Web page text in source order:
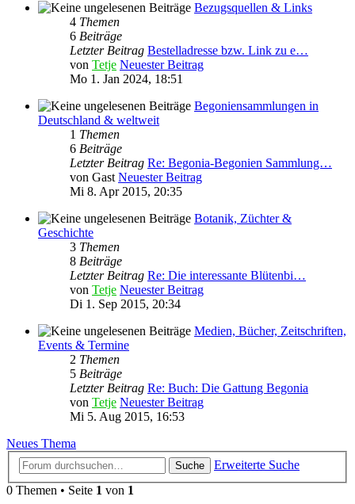
Bezugsquellen & Links
4 Themen
6 Beiträge
Letzter Beitrag Bestelladresse bzw. Link zu e…
von Tetje Neuester Beitrag
Mo 1. Jan 2024, 18:51
Begoniensammlungen in
Deutschland & weltweit
1 Themen
6 Beiträge
Letzter Beitrag Re: Begonia-Begonien Sammlung…
von Gast Neuester Beitrag
Mi 8. Apr 2015, 20:35
Botanik, Züchter &
Geschichte
3 Themen
8 Beiträge
Letzter Beitrag Re: Die interessante Blütenbi…
von Tetje Neuester Beitrag
Di 1. Sep 2015, 20:34
Medien, Bücher, Zeitschriften,
Events & Termine
2 Themen
5 Beiträge
Letzter Beitrag Re: Buch: Die Gattung Begonia
von Tetje Neuester Beitrag
Mi 5. Aug 2015, 16:53
Neues Thema
Suche
Erweiterte Suche
0 Themen • Seite 1 von 1